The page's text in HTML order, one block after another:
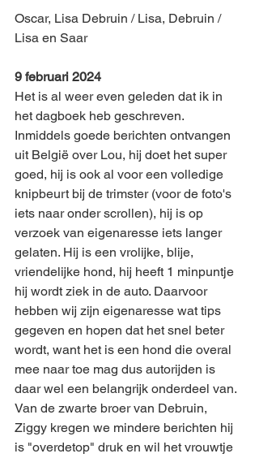
Oscar, Lisa Debruin / Lisa, Debruin /
Lisa en Saar
9 februari 2024
Het is al weer even geleden dat ik in
het dagboek heb geschreven.
Inmiddels goede berichten ontvangen
uit België over Lou, hij doet het super
goed, hij is ook al voor een volledige
knipbeurt bij de trimster (voor de foto's
iets naar onder scrollen), hij is op
verzoek van eigenaresse iets langer
gelaten. Hij is een vrolijke, blije,
vriendelijke hond, hij heeft 1 minpuntje
hij wordt ziek in de auto. Daarvoor
hebben wij zijn eigenaresse wat tips
gegeven en hopen dat het snel beter
wordt, want het is een hond die overal
mee naar toe mag dus autorijden is
daar wel een belangrijk onderdeel van.
Van de zwarte broer van Debruin,
Ziggy kregen we mindere berichten hij
is "overdetop" druk en wil het vrouwtje